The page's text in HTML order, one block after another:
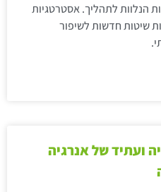
הנלוות לתהליך. אסטרטגיות
שיטות חדשות לשיפור
ועתיד של אנרגיה